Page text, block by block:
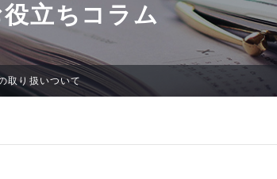
役立ちコラム
取り扱いついて